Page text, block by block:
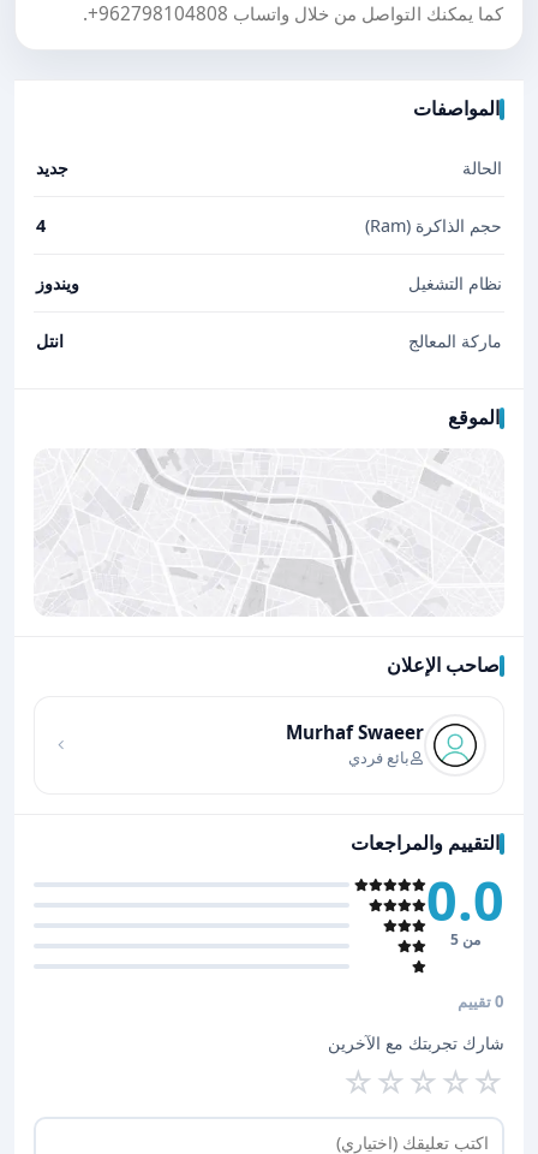
كما يمكنك التواصل من خلال واتساب +962798104808
.
المواصفات
الحالة جديد
حجم الذاكرة (Ram) 4
نظام التشغيل ويندوز
ماركة المعالج انتل
الموقع
صاحب الإعلان
Murhaf Swaeer
بائع فردي
التقييم والمراجعات
0.0
من 5
0 تقييم
شارك تجربتك مع الآخرين
☆
☆
☆
☆
☆